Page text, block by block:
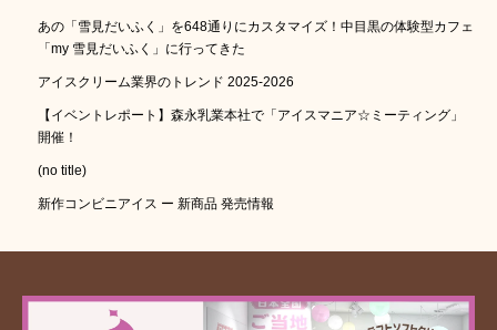
あの「雪見だいふく」を648通りにカスタマイズ！中目黒の体験型カフェ
「my 雪見だいふく」に行ってきた
アイスクリーム業界のトレンド 2025-2026
【イベントレポート】森永乳業本社で「アイスマニア☆ミーティング」
開催！
(no title)
新作コンビニアイス ー 新商品 発売情報